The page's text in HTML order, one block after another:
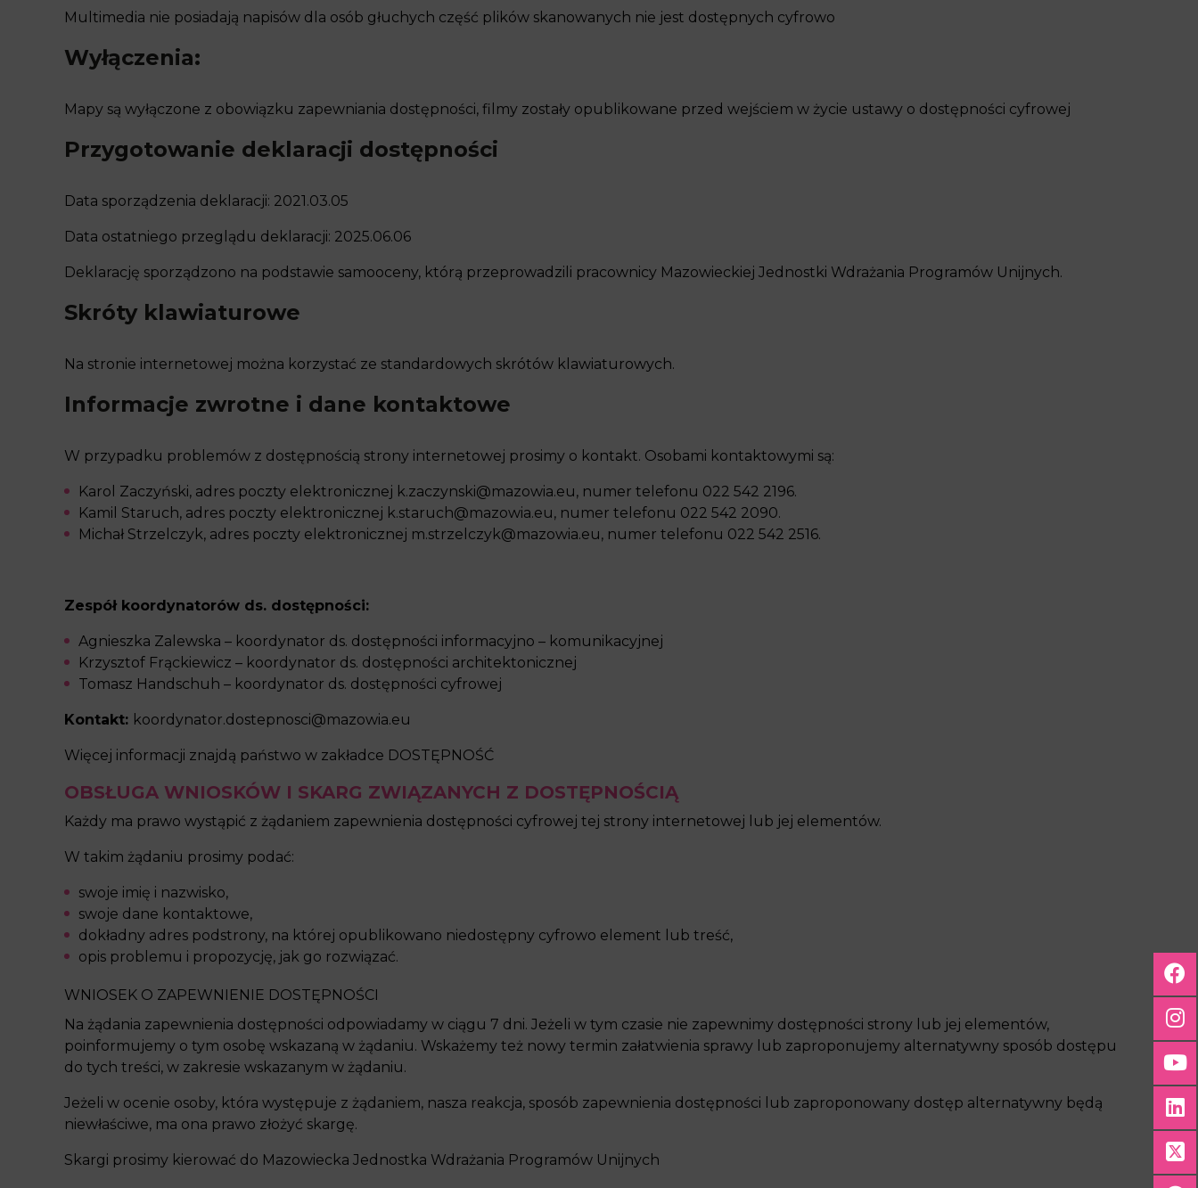
Multimedia nie posiadają napisów dla osób głuchych część plików skanowanych nie jest dostępnych cyfrowo
Wyłączenia:
Mapy są wyłączone z obowiązku zapewniania dostępności, filmy zostały opublikowane przed wejściem w życie ustawy o dostępności cyfrowej
Przygotowanie deklaracji dostępności
Data sporządzenia deklaracji: 2021.03.05
Data ostatniego przeglądu deklaracji: 2025.06.06
Deklarację sporządzono na podstawie samooceny, którą przeprowadzili pracownicy Mazowieckiej Jednostki Wdrażania Programów Unijnych.
Skróty klawiaturowe
Na stronie internetowej można korzystać ze standardowych skrótów klawiaturowych.
Informacje zwrotne i dane kontaktowe
W przypadku problemów z dostępnością strony internetowej prosimy o kontakt. Osobami kontaktowymi są:
Karol Zaczyński, adres poczty elektronicznej k.zaczynski@mazowia.eu, numer telefonu 022 542 2196.
Kamil Staruch, adres poczty elektronicznej k.staruch@mazowia.eu, numer telefonu 022 542 2090.
Michał Strzelczyk, adres poczty elektronicznej m.strzelczyk@mazowia.eu, numer telefonu 022 542 2516.
Zespół koordynatorów ds. dostępności:
Agnieszka Zalewska – koordynator ds. dostępności informacyjno – komunikacyjnej
Krzysztof Frąckiewicz – koordynator ds. dostępności architektonicznej
Tomasz Handschuh – koordynator ds. dostępności cyfrowej
Kontakt: koordynator.dostepnosci@mazowia.eu
Więcej informacji znajdą państwo w zakładce DOSTĘPNOŚĆ
OBSŁUGA WNIOSKÓW I SKARG ZWIĄZANYCH Z DOSTĘPNOŚCIĄ
Każdy ma prawo wystąpić z żądaniem zapewnienia dostępności cyfrowej tej strony internetowej lub jej elementów.
W takim żądaniu prosimy podać:
swoje imię i nazwisko,
swoje dane kontaktowe,
dokładny adres podstrony, na której opublikowano niedostępny cyfrowo element lub treść,
opis problemu i propozycję, jak go rozwiązać.
WNIOSEK O ZAPEWNIENIE DOSTĘPNOŚCI
Na żądania zapewnienia dostępności odpowiadamy w ciągu 7 dni. Jeżeli w tym czasie nie zapewnimy dostępności strony lub jej elementów,
poinformujemy o tym osobę wskazaną w żądaniu. Wskażemy też nowy termin załatwienia sprawy lub zaproponujemy alternatywny sposób dostępu
do tych treści, w zakresie wskazanym w żądaniu.
Jeżeli w ocenie osoby, która występuje z żądaniem, nasza reakcja, sposób zapewnienia dostępności lub zaproponowany dostęp alternatywny będą
niewłaściwe, ma ona prawo złożyć skargę.
Skargi prosimy kierować do Mazowiecka Jednostka Wdrażania Programów Unijnych